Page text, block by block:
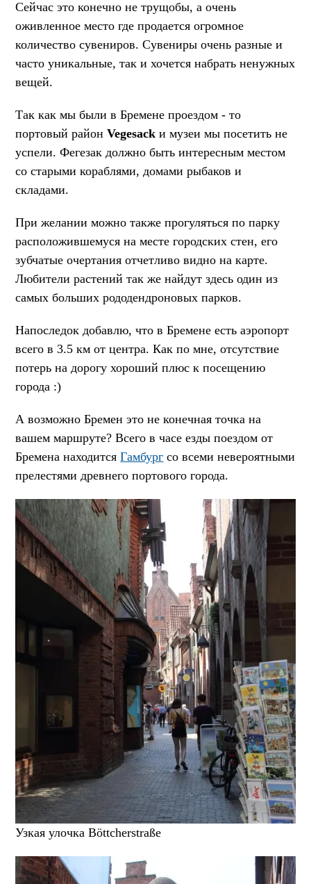
Сейчас это конечно не трущобы, а очень
оживленное место где продается огромное
количество сувениров. Сувениры очень разные и
часто уникальные, так и хочется набрать ненужных
вещей.
Так как мы были в Бремене проездом - то
портовый районVegesack и музеи мы посетить не
успели. Фегезак должно быть интересным местом
со старыми кораблями, домами рыбаков и
складами.
При желании можно также прогуляться по парку
расположившемуся на месте городских стен, его
зубчатые очертания отчетливо видно на карте.
Любители растений так же найдут здесь один из
самых больших рододендроновых парков.
Напоследок добавлю, что в Бремене есть аэропорт
всего в 3.5 км от центра. Как по мне, отсутствие
потерь на дорогу хороший плюс к посещению
города :)
А возможно Бремен это не конечная точка на
вашем маршруте? Всего в часе езды поездом от
Бремена находитсяГамбург со всеми невероятными
прелестями древнего портового города.
Узкая улочка Böttcherstraße